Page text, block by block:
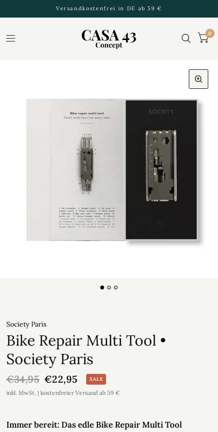
Versandkostenfrei in DE ab 59 €
0
Society Paris
Bike Repair Multi Tool •
Society Paris
€34,95 €22,95 SALE
inkl. MwSt. | kostenfreier Versand ab 59 €
Immer bereit: Das edle Bike Repair Multi Tool